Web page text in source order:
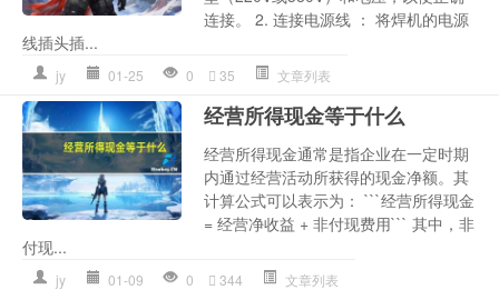
连接。 2. 连接电源线 ： 将焊机的电源
线插头插...
jy 01-25 0 35 文章列表
经营所得现金等于什么
经营所得现金通常是指企业在一定时期
内通过经营活动所获得的现金净额。其
计算公式可以表示为： ```经营所得现金
= 经营净收益 + 非付现费用``` 其中，非
付现...
jy 01-09 0 344 文章列表